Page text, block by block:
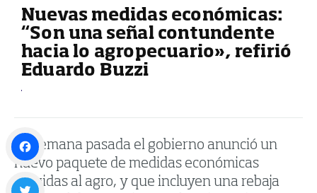
Nuevas medidas económicas:
“Son una señal contundente
hacia lo agropecuario», refirió
Eduardo Buzzi
La semana pasada el gobierno anunció un
nuevo paquete de medidas económicas
dirigidas al agro, y que incluyen una rebaja
Facebook